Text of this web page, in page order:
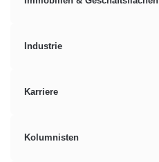
Industrie
Karriere
Kolumnisten